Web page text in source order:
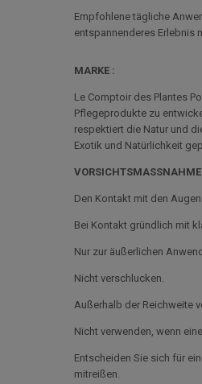
Empfohlene tägliche
entspannenderes Erlebnis
MARKE :
Le Comptoir des Plantes
Pflegeprodukte zu
respektiert die Natur und
Exotik und Natürlichkeit
Den Kontakt mit den Augen
Bei Kontakt gründlich mit
Nur zur äußerlichen
Nicht verschlucken.
Außerhalb der Reichweite
Nicht verwenden, wenn
Entscheiden Sie sich für
mitreißen.